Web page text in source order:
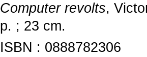
Computer revolts,
p. ; 23 cm.
ISBN : 0888782306